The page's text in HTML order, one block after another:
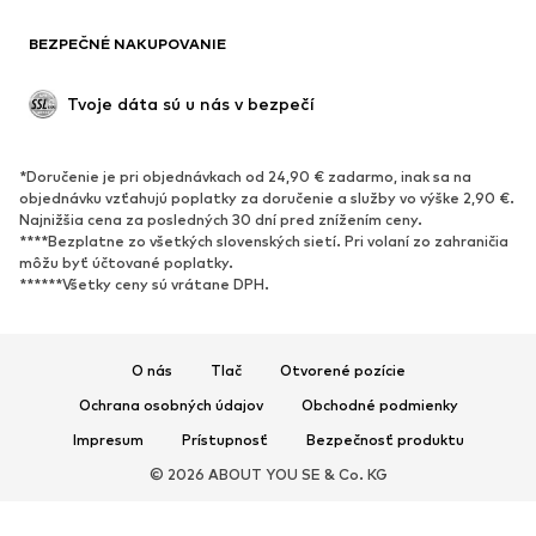
Upcyklácia
Nové
Obľúbené
Tenisky
Členkové čižmy
Topánky na vysokom podpätku
Sandále
Papuče
Exkluzívne
BEZPEČNÉ NAKUPOVANIE
Tvoje dáta sú u nás v bezpečí
*Doručenie je pri objednávkach od 24,90 € zadarmo, inak sa na
objednávku vzťahujú poplatky za doručenie a služby vo výške 2,90 €.
Najnižšia cena za posledných 30 dní pred znížením ceny.
****Bezplatne zo všetkých slovenských sietí. Pri volaní zo zahraničia
môžu byť účtované poplatky.
******Všetky ceny sú vrátane DPH.
O nás Tlač
Otvorené pozície
Ochrana osobných údajov
Obchodné podmienky
Impresum
Prístupnosť
Bezpečnosť produktu
© 2026 ABOUT YOU SE & Co. KG